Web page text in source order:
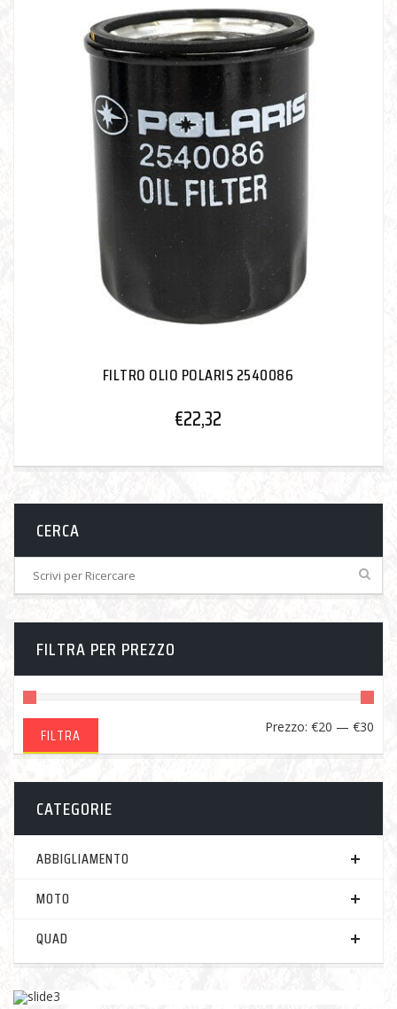
FILTRO OLIO POLARIS 2540086
€22,32
CERCA
FILTRA PER PREZZO
FILTRA Prezzo: €20 — €30
CATEGORIE
ABBIGLIAMENTO
MOTO
QUAD